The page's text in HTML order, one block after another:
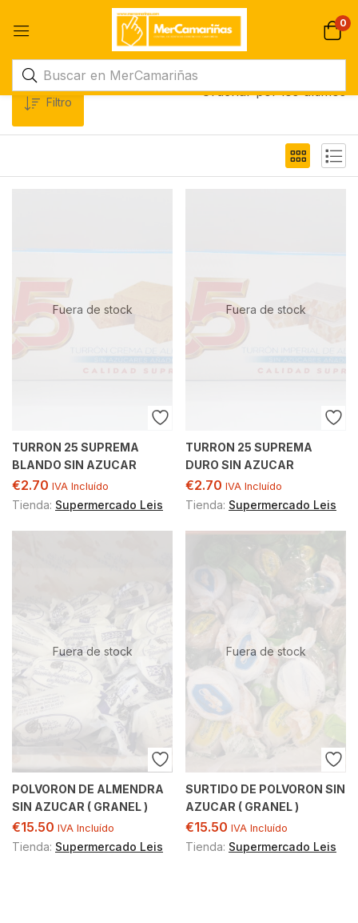
0
Filtro
Ordenar por los últimos
Fuera de stock
TURRON 25 SUPREMA
BLANDO SIN AZUCAR
€2.70 IVA Incluído
Tienda: Supermercado Leis
Fuera de stock
TURRON 25 SUPREMA
DURO SIN AZUCAR
€2.70 IVA Incluído
Tienda: Supermercado Leis
Fuera de stock
POLVORON DE ALMENDRA
SIN AZUCAR ( GRANEL )
€15.50 IVA Incluído
Tienda: Supermercado Leis
Fuera de stock
SURTIDO DE POLVORON SIN
AZUCAR ( GRANEL )
€15.50 IVA Incluído
Tienda: Supermercado Leis